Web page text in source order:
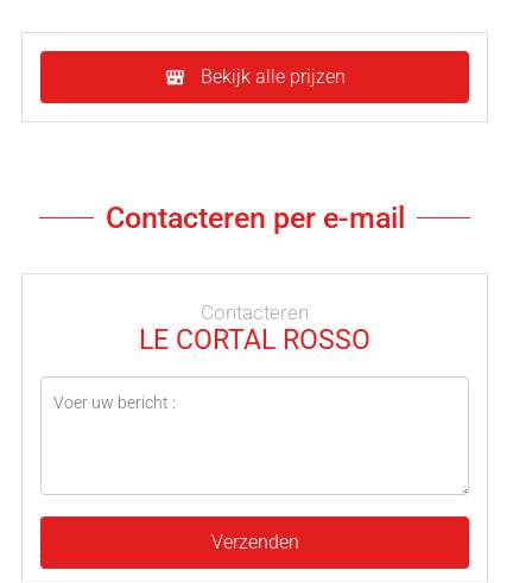
Bekijk alle prijzen
Contacteren per e-mail
Contacteren
LE CORTAL ROSSO
Verzenden